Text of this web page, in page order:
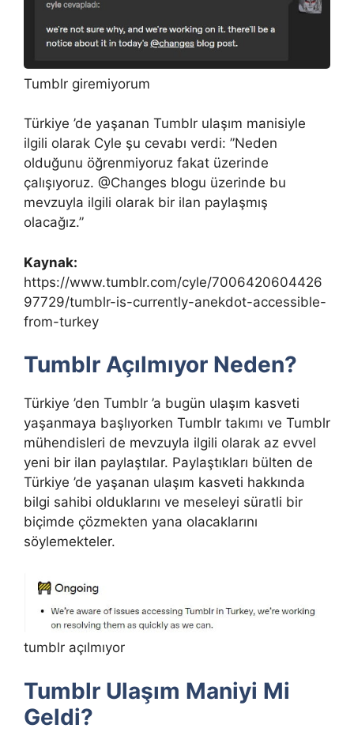
Tumblr giremiyorum
Türkiye ’de yaşanan Tumblr ulaşım manisiyle
ilgili olarak Cyle şu cevabı verdi: ”Neden
olduğunu öğrenmiyoruz fakat üzerinde
çalışıyoruz. @Changes blogu üzerinde bu
mevzuyla ilgili olarak bir ilan paylaşmış
olacağız.”
Kaynak:
https://www.tumblr.com/cyle/7006420604426
97729/tumblr-is-currently-anekdot-accessible-
from-turkey
Tumblr Açılmıyor Neden?
Türkiye ’den Tumblr ’a bugün ulaşım kasveti
yaşanmaya başlıyorken Tumblr takımı ve Tumblr
mühendisleri de mevzuyla ilgili olarak az evvel
yeni bir ilan paylaştılar. Paylaştıkları bülten de
Türkiye ’de yaşanan ulaşım kasveti hakkında
bilgi sahibi olduklarını ve meseleyi süratli bir
biçimde çözmekten yana olacaklarını
söylemekteler.
tumblr açılmıyor
Tumblr Ulaşım Maniyi Mi
Geldi?